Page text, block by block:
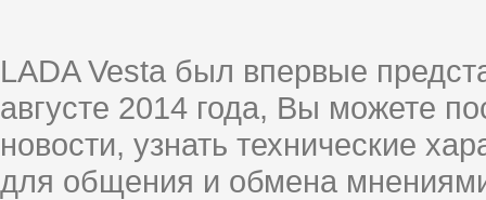
LADA Vesta был впервые
августе 2014 года, Вы можете
новости, узнать технические
для общения и обмена